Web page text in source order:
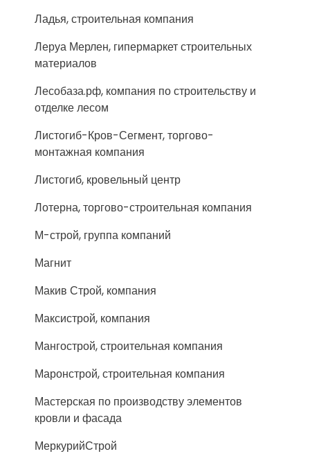
Ладья, строительная компания
Леруа Мерлен, гипермаркет строительных
материалов
Лесобаза.рф, компания по строительству и
отделке лесом
Листогиб-Кров-Сегмент, торгово-
монтажная компания
Листогиб, кровельный центр
Лотерна, торгово-строительная компания
М-строй, группа компаний
Магнит
Макив Строй, компания
Максистрой, компания
Мангострой, строительная компания
Маронстрой, строительная компания
Мастерская по производству элементов
кровли и фасада
МеркурийСтрой